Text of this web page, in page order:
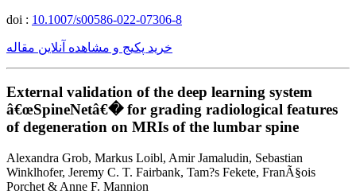
doi : 10.1007/s00586-022-07306-8
خرید پکیج و مشاهده آنلاین مقاله
External validation of the deep learning system
â€œSpineNetâ€� for grading radiological features
of degeneration on MRIs of the lumbar spine
Alexandra Grob, Markus Loibl, Amir Jamaludin, Sebastian
Winklhofer, Jeremy C. T. Fairbank, Tam?s Fekete, FranÃ§ois
Porchet & Anne F. Mannion